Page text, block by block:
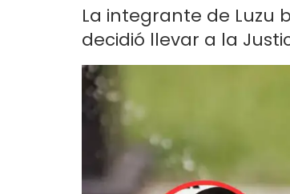
La integrante de Luzu
decidió llevar a la